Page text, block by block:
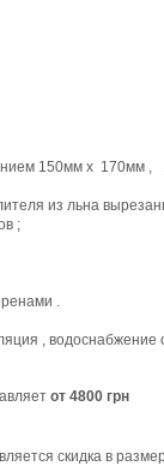
150мм x 170мм ,
из льна
;
.
, водоснабжение
от 4800 грн
скидка в